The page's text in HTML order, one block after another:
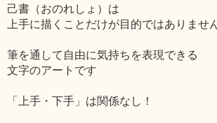
己書（おのれしょ）は
上手に描くことだけが目的ではありません
筆を通して自由に気持ちを表現できる
文字のアートです
「上手・下手」は関係なし！